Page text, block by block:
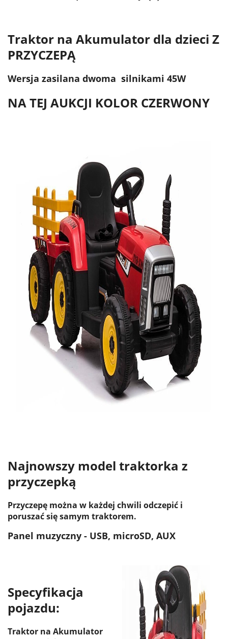
Traktor na Akumulator dla dzieci Z
PRZYCZEPĄ
Wersja zasilana dwoma silnikami 45W
NA TEJ AUKCJI KOLOR CZERWONY
Najnowszy model traktorka z
przyczepką
Przyczepę można w każdej chwili odczepić i
poruszać się samym traktorem.
Panel muzyczny - USB, microSD, AUX
Specyfikacja
pojazdu:
Traktor na Akumulator